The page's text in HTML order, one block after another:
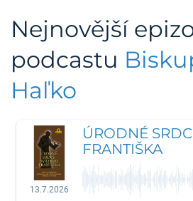
Nejnovější
podcastu
Haľko
13.7.2026
ÚRODNÉ
FRANTIŠKA